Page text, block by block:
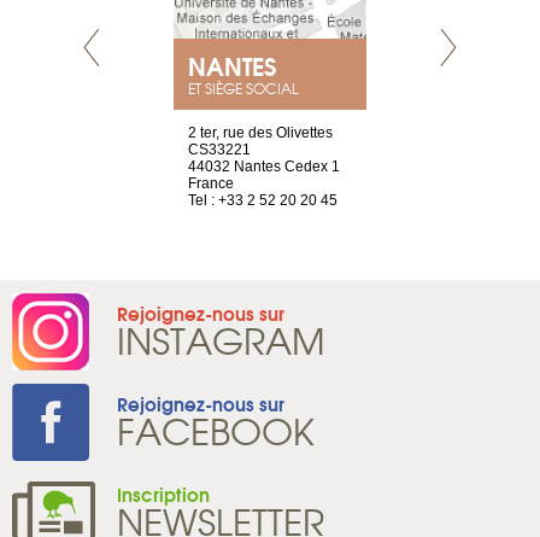
NANTES
ET SIÈGE SOCIAL
2 ter, rue des Olivettes
CS33221
44032 Nantes Cedex 1
France
Tel : +33 2 52 20 20 45
Rejoignez-nous sur
INSTAGRAM
Rejoignez-nous sur
FACEBOOK
Inscription
NEWSLETTER